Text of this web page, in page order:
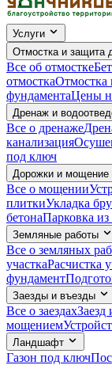
Услуги
Отмостка и защита
Все об отмостке
отмосткаОтмостка
фундаментаЦены
Дренаж и
Все о дренаже
канализация
под ключ
Дорожки и мощение
Все о мощении
плиткиУкладка
бетонаПарковка
Земляные работы
Все о земляных
участкаРасчистка
фундамент
Заезды и въезды
Все о заездахЗаезд
мощением
Ландшафт
Газон под ключ